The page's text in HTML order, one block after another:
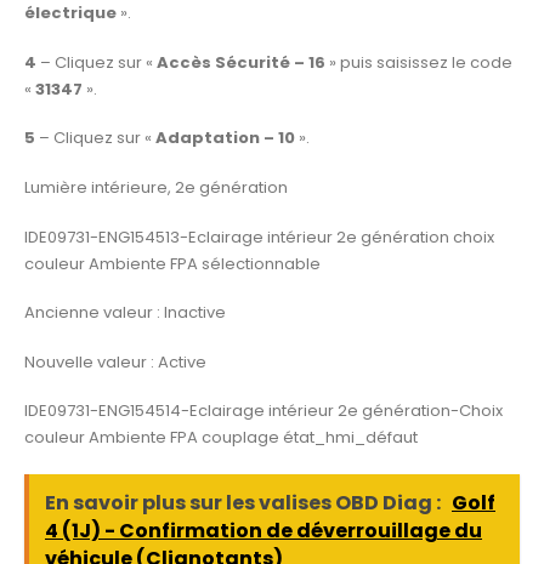
électrique ».
4 – Cliquez sur « Accès Sécurité – 16 » puis saisissez le code
« 31347 ».
5 – Cliquez sur « Adaptation – 10 ».
Lumière intérieure, 2e génération
IDE09731-ENG154513-Eclairage intérieur 2e génération choix
couleur Ambiente FPA sélectionnable
Ancienne valeur : Inactive
Nouvelle valeur : Active
IDE09731-ENG154514-Eclairage intérieur 2e génération-Choix
couleur Ambiente FPA couplage état_hmi_défaut
En savoir plus sur les valises OBD Diag : Golf
4 (1J) - Confirmation de déverrouillage du
véhicule (Clignotants)